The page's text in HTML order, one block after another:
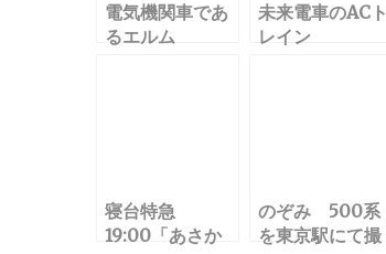
電気機関車であ
るエルム
未来電車のACト
レイン
寝台特急
19:00「あさか
のぞみ 500系
を東京駅にて撮